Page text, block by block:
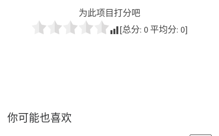
为此项目打分吧
[总分: 0 平均分: 0]
你可能也喜欢